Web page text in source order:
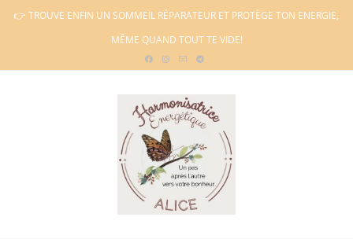
Skip👉 TROUVE ENFIN UN SOMMEIL RÉPARATEUR ET PROTÈGE TON ENERGIE,
MÊME QUAND TOUT TE VIDE!